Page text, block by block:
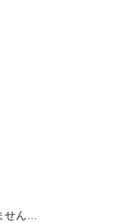
せん…